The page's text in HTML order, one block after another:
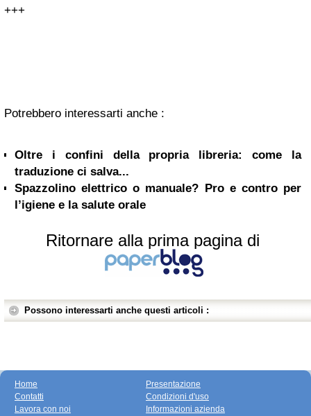
+++
Potrebbero interessarti anche :
Oltre i confini della propria libreria: come la
traduzione ci salva...
Spazzolino elettrico o manuale? Pro e contro per
l’igiene e la salute orale
Ritornare alla prima pagina di
Possono interessarti anche questi articoli :
Home
Contatti
Lavora con noi
Presentazione
Condizioni d'uso
Informazioni azienda